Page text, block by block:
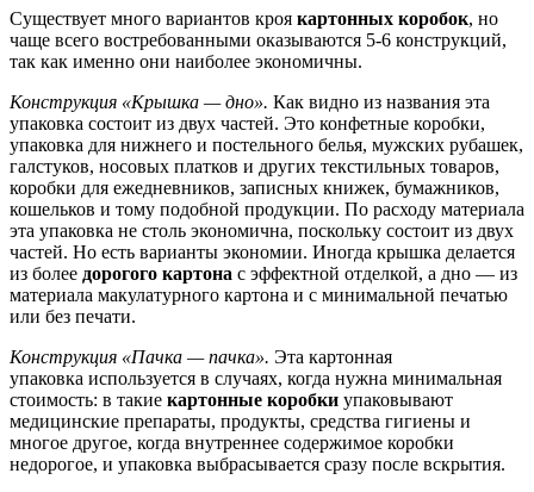
Существует много вариантов кроя картонных коробок, но
чаще всего востребованными оказываются 5-6 конструкций,
так как именно они наиболее экономичны.
Конструкция «Крышка — дно». Как видно из названия эта
упаковка состоит из двух частей. Это конфетные коробки,
упаковка для нижнего и постельного белья, мужских рубашек,
галстуков, носовых платков и других текстильных товаров,
коробки для ежедневников, записных книжек, бумажников,
кошельков и тому подобной продукции. По расходу материала
эта упаковка не столь экономична, поскольку состоит из двух
частей. Но есть варианты экономии. Иногда крышка делается
из более дорогого картона с эффектной отделкой, а дно — из
материала макулатурного картона и с минимальной печатью
или без печати.
Конструкция «Пачка — пачка». Эта картонная
упаковка используется в случаях, когда нужна минимальная
стоимость: в такие картонные коробки упаковывают
медицинские препараты, продукты, средства гигиены и
многое другое, когда внутреннее содержимое коробки
недорогое, и упаковка выбрасывается сразу после вскрытия.